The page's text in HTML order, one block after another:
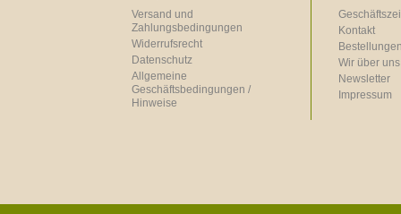
Versand und
Zahlungsbedingungen
Widerrufsrecht
Datenschutz
Allgemeine
Geschäftsbedingungen /
Hinweise
Kontakt
Wir über uns
Newsletter
Impressum